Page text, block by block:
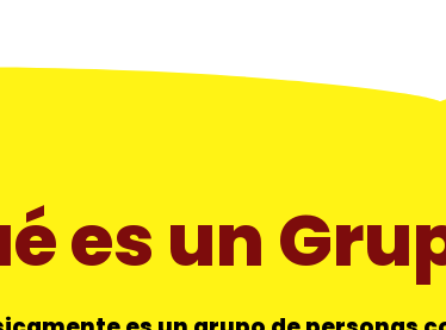
es un